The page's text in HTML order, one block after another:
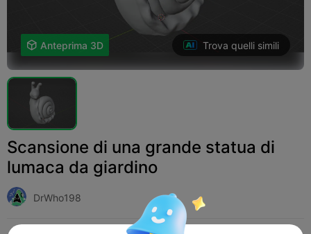
 Anteprima 3D Trova quelli simili
Scansione di una grande statua di
lumaca da giardino
DrWho198